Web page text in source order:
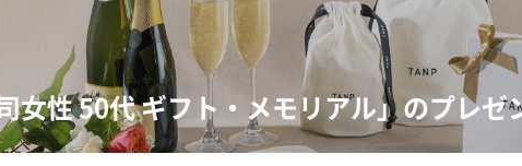
司女性 50代 ギフト・メモリアル」のプレゼ